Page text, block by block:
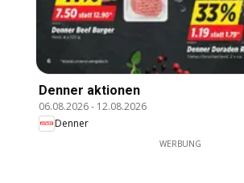
Denner aktionen
06.08.2026- 12.08.2026
Denner
WERBUNG